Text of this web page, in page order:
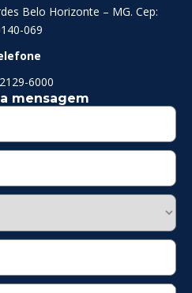
Belo Horizonte – MG. Cep:
069
6000
mensagem